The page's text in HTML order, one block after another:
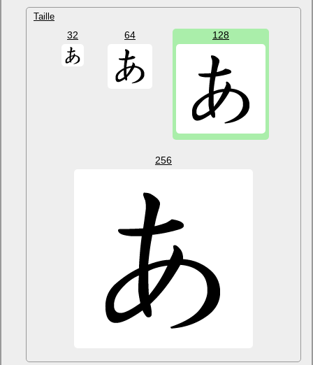
Taille
32 64 128
256